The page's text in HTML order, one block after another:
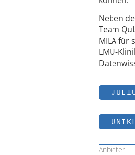
Neben
Team
MILA für
LMU-
Anbieter